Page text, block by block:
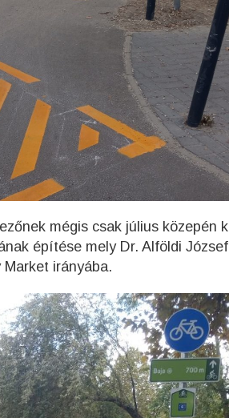
mégis csak július közepén
építése mely Dr. Alföldi
irányába.